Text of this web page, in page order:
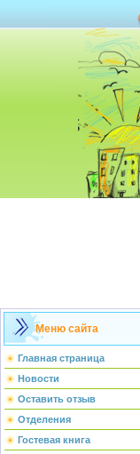
Меню сайта
Главная страница
Новости
Оставить отзыв
Отделения
Гостевая книга